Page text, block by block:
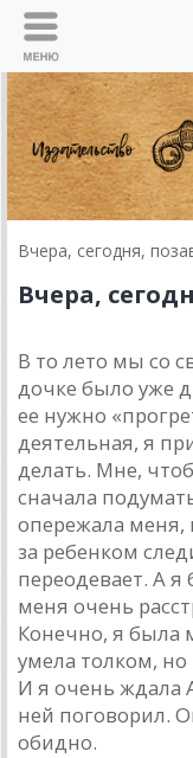
Вчера, сегодня,
Вчера,
В то лето мы со
дочке было уже
ее нужно
деятельная, я
делать. Мне,
сначала
опережала меня,
за ребенком
переодевает. А я
меня очень
Конечно, я была
умела толком, но
И я очень ждала
ней поговорил.
обидно.